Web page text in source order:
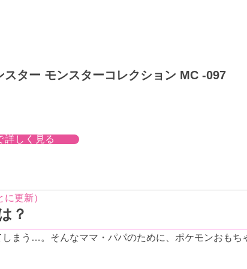
スター モンスターコレクション MC -097
詳しく見る
更新）
？
まう…。そんなママ・パパのために、ポケモンおもち